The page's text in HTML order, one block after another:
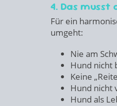
4. Das musst
Für ein
umgeht:
Nie am
Hund nicht
Keine
Hund nicht
Hund als